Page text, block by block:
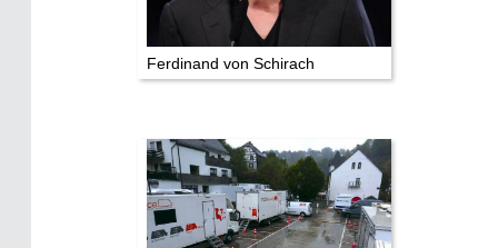
Ferdinand von Schirach